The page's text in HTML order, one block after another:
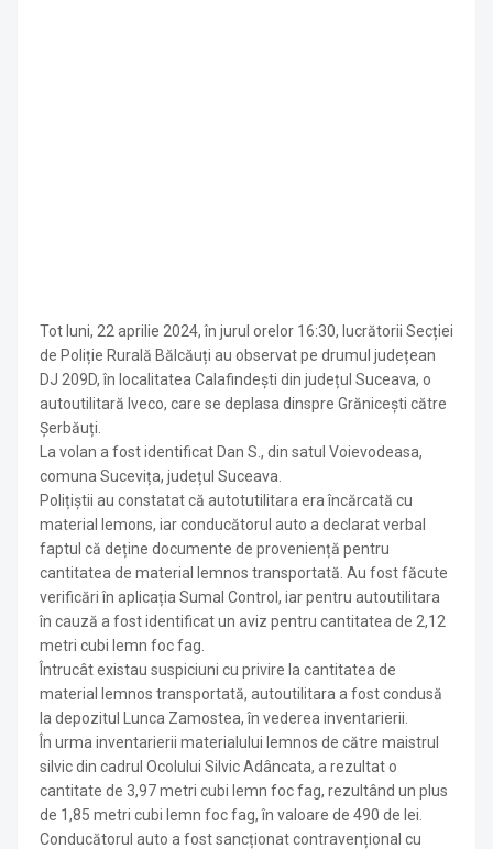
Tot luni, 22 aprilie 2024, în jurul orelor 16:30, lucrătorii Secției
de Poliție Rurală Bălcăuți au observat pe drumul județean
DJ 209D, în localitatea Calafindești din județul Suceava, o
autoutilitară Iveco, care se deplasa dinspre Grănicești către
Șerbăuți.
La volan a fost identificat Dan S., din satul Voievodeasa,
comuna Sucevița, județul Suceava.
Polițiștii au constatat că autotutilitara era încărcată cu
material lemons, iar conducătorul auto a declarat verbal
faptul că deține documente de proveniență pentru
cantitatea de material lemnos transportată. Au fost făcute
verificări în aplicația Sumal Control, iar pentru autoutilitara
în cauză a fost identificat un aviz pentru cantitatea de 2,12
metri cubi lemn foc fag.
Întrucât existau suspiciuni cu privire la cantitatea de
material lemnos transportată, autoutilitara a fost condusă
la depozitul Lunca Zamostea, în vederea inventarierii.
În urma inventarierii materialului lemnos de către maistrul
silvic din cadrul Ocolului Silvic Adâncata, a rezultat o
cantitate de 3,97 metri cubi lemn foc fag, rezultând un plus
de 1,85 metri cubi lemn foc fag, în valoare de 490 de lei.
Conducătorul auto a fost sancționat contravențional cu